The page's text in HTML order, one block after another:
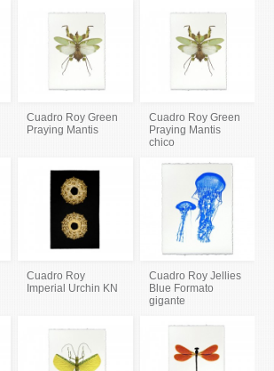
Cuadro Roy Green
Praying Mantis
Cuadro Roy Green
Praying Mantis
chico
Cuadro Roy
Imperial Urchin KN
Cuadro Roy Jellies
Blue Formato
gigante